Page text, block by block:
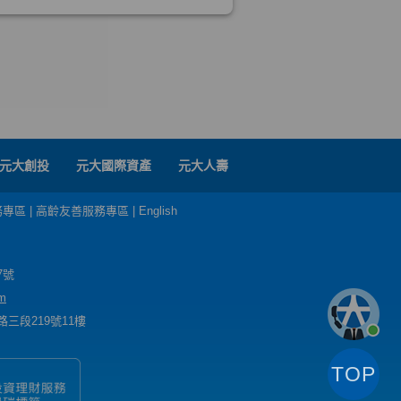
元大創投 元大國際資產 元大人壽
區 高齡友善服務專區 English
號
三段219號11樓
TOP